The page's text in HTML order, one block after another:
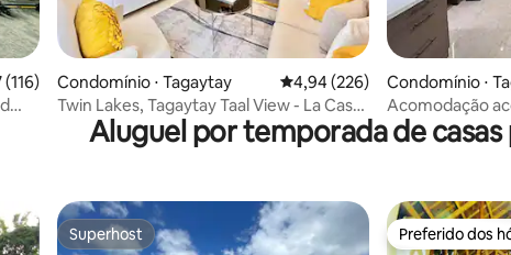
uma avaliação média de 5, 116 avaliações
Condomínio ⋅ Tagaytay 4,94 de uma avaliação média
4,94 (226)
Twin Lakes, Tagaytay Taal View - La Casa
por Hailey
Condomínio ⋅
Acomodação
de 2 quartos
Aluguel por temporada de casas
Superhost
Superhost Preferido dos
Preferido dos